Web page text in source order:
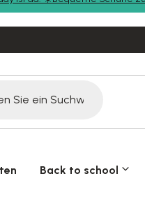
Back to school